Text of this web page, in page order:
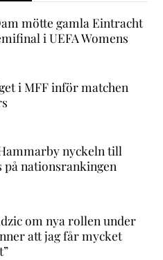
mötte gamla Eintracht
i UEFA Womens
i MFF inför matchen
nyckeln till
på nationsrankingen
om nya rollen under
att jag får mycket